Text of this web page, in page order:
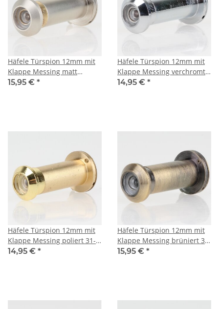
Häfele Türspion 12mm mit
Klappe Messing matt
vernickelt 31-55mm
15,95 € *
Häfele Türspion 12mm mit
Klappe Messing verchromt
31-55mm Türdicke
14,95 € *
Häfele Türspion 12mm mit
Klappe Messing poliert 31-
55mm Türdicke
14,95 € *
Häfele Türspion 12mm mit
Klappe Messing brüniert 31-
55mm Türdicke
15,95 € *